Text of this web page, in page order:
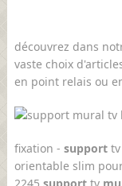
découvrez dans
vaste choix
en point relais ou
fixation - supporttv
orientable slim